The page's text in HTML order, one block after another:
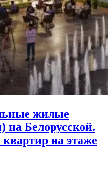
жилые
на Белорусской.
на этаже